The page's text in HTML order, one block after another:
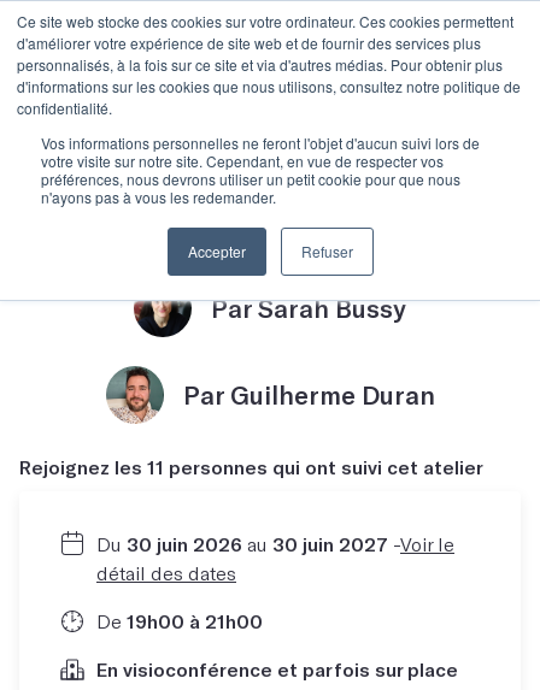
Ce site web stocke des cookies sur votre ordinateur. Ces cookies permettent
d'améliorer votre expérience de site web et de fournir des services plus
personnalisés, à la fois sur ce site et via d'autres médias. Pour obtenir plus
d'informations sur les cookies que nous utilisons, consultez notre politique de
confidentialité.
Vos informations personnelles ne feront l'objet d'aucun suivi lors de
votre visite sur notre site. Cependant, en vue de respecter vos
préférences, nous devrons utiliser un petit cookie pour que nous
n'ayons pas à vous les redemander.
Accepter Refuser
Objectif Manuscrit
avec Sarah Bussy
Par Sarah Bussy
Par Guilherme Duran
Rejoignez les 11 personnes qui ont suivi cet atelier
Du 30 juin 2026 au 30 juin 2027 -Voir le
détail des dates
De 19h00 à 21h00
En visioconférence et parfois sur place